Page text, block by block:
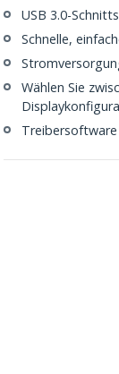
USB 3.0-
Schnelle,
Wählen Sie